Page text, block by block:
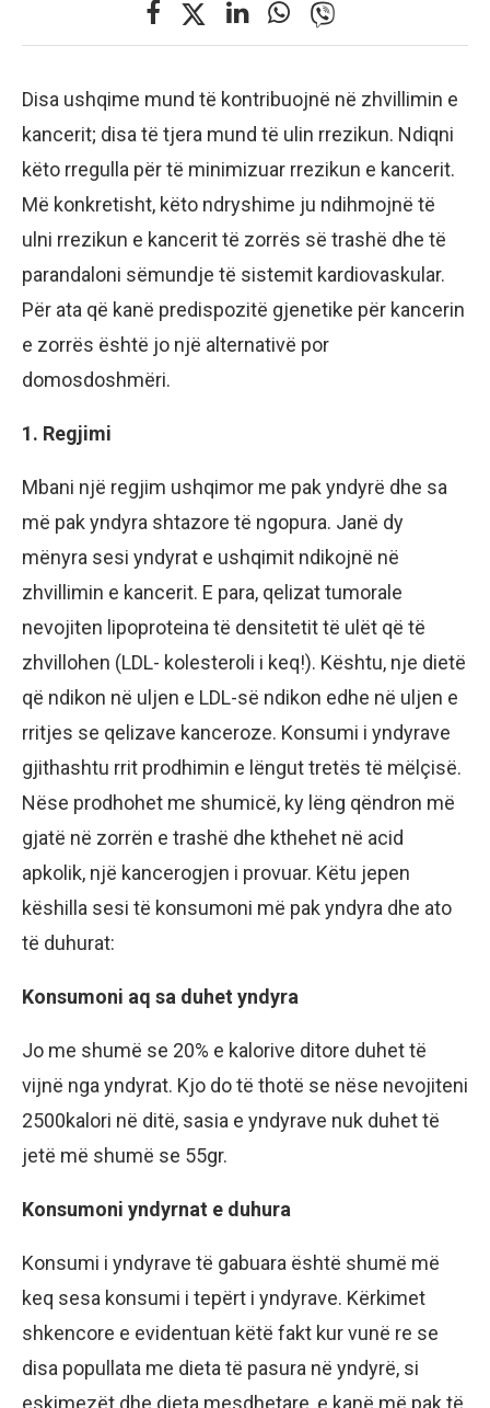
Disa ushqime mund të kontribuojnë në zhvillimin e
kancerit; disa të tjera mund të ulin rrezikun. Ndiqni
këto rregulla për të minimizuar rrezikun e kancerit.
Më konkretisht, këto ndryshime ju ndihmojnë të
ulni rrezikun e kancerit të zorrës së trashë dhe të
parandaloni sëmundje të sistemit kardiovaskular.
Për ata që kanë predispozitë gjenetike për kancerin
e zorrës është jo një alternativë por
domosdoshmëri.
1. Regjimi
Mbani një regjim ushqimor me pak yndyrë dhe sa
më pak yndyra shtazore të ngopura. Janë dy
mënyra sesi yndyrat e ushqimit ndikojnë në
zhvillimin e kancerit. E para, qelizat tumorale
nevojiten lipoproteina të densitetit të ulët që të
zhvillohen (LDL- kolesteroli i keq!). Kështu, nje dietë
që ndikon në uljen e LDL-së ndikon edhe në uljen e
rritjes se qelizave kanceroze. Konsumi i yndyrave
gjithashtu rrit prodhimin e lëngut tretës të mëlçisë.
Nëse prodhohet me shumicë, ky lëng qëndron më
gjatë në zorrën e trashë dhe kthehet në acid
apkolik, një kancerogjen i provuar. Këtu jepen
këshilla sesi të konsumoni më pak yndyra dhe ato
të duhurat:
Konsumoni aq sa duhet yndyra
Jo me shumë se 20% e kalorive ditore duhet të
vijnë nga yndyrat. Kjo do të thotë se nëse nevojiteni
2500kalori në ditë, sasia e yndyrave nuk duhet të
jetë më shumë se 55gr.
Konsumoni yndyrnat e duhura
Konsumi i yndyrave të gabuara është shumë më
keq sesa konsumi i tepërt i yndyrave. Kërkimet
shkencore e evidentuan këtë fakt kur vunë re se
disa popullata me dieta të pasura në yndyrë, si
eskimezët dhe dieta mesdhetare, e kanë më pak të